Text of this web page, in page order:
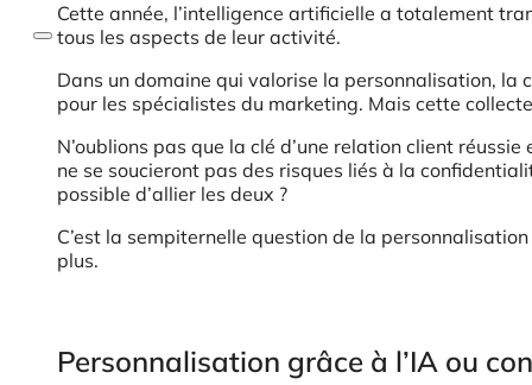
Cette année, l’intelligence artificielle a totalement
tous les aspects de leur activité.
Dans un domaine qui valorise la personnalisation, la
pour les spécialistes du marketing. Mais cette
N’oublions pas que la clé d’une relation client
ne se soucieront pas des risques liés à la
possible d’allier les deux ?
C’est la sempiternelle question de la
plus.
Personnalisation grâce à l’IA ou